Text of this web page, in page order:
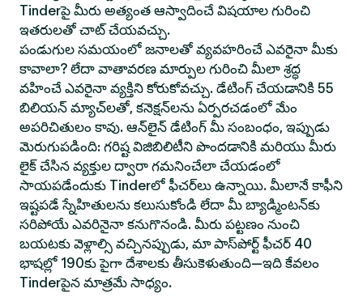
Tinderపై మీరు అత్యంత ఆస్వాదించే విషయాల గురించి
ఇతరులతో చాట్ చేయవచ్చు.
పండుగుల సమయంలో జనాలతో వ్యవహరించే ఎవరైనా మీకు
కావాలా? లేదా వాతావరణ మార్పుల గురించి మీలా శ్రద్ధ
వహించే ఎవరైనా వ్యక్తిని కోరుకోవచ్చు. డేటింగ్ చేయడానికి 55
బిలియన్ మ్యాచ్‌లతో, కనెక్షన్‌లను ఏర్పరచడంలో మేం
అపరిచితులం కావు. ఆన్‌లైన్ డేటింగ్ మీ సంబంధం, ఇప్పుడు
మెరుగుపడింది: గరిష్ట విజిబిలిటీని పొందడానికి మరియు మీరు
లైక్ చేసిన వ్యక్తుల ద్వారా గమనించేలా చేయడంలో
సాయపడేందుకు Tinderలో ఫీచర్‌లు ఉన్నాయి. మీలానే కాఫీని
ఇష్టపడే స్నేహితులను కలుసుకోండి లేదా మీ బ్యాడ్మింటన్‌కు
సరిపోయే ఎవరినైనా కనుగొనండి. మీరు పట్టణం నుంచి
బయటకు వెళ్లాల్సి వచ్చినప్పుడు, మా పాస్‌పోర్ట్ ఫీచర్ 40
భాషల్లో 190కు పైగా దేశాలకు తీసుకెళుతుంది—ఇది కేవలం
Tinderపైన మాత్రమే సాధ్యం.